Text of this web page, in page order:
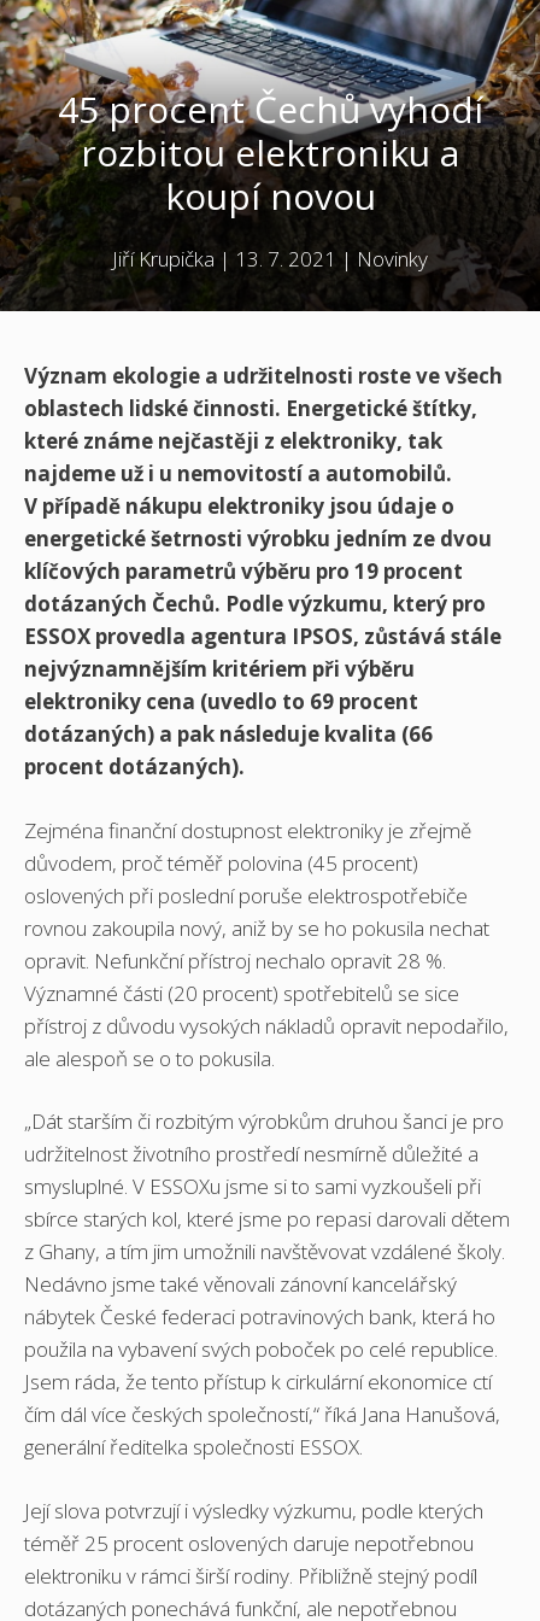
45 procent Čechů vyhodí
rozbitou elektroniku a
koupí novou
Jiří Krupička | 13. 7. 2021 | Novinky
Význam ekologie a udržitelnosti roste ve všech
oblastech lidské činnosti. Energetické štítky,
které známe nejčastěji z elektroniky, tak
najdeme už i u nemovitostí a automobilů.
V případě nákupu elektroniky jsou údaje o
energetické šetrnosti výrobku jedním ze dvou
klíčových parametrů výběru pro 19 procent
dotázaných Čechů. Podle výzkumu, který pro
ESSOX provedla agentura IPSOS, zůstává stále
nejvýznamnějším kritériem při výběru
elektroniky cena (uvedlo to 69 procent
dotázaných) a pak následuje kvalita (66
procent dotázaných).
Zejména finanční dostupnost elektroniky je zřejmě
důvodem, proč téměř polovina (45 procent)
oslovených při poslední poruše elektrospotřebiče
rovnou zakoupila nový, aniž by se ho pokusila nechat
opravit. Nefunkční přístroj nechalo opravit 28 %.
Významné části (20 procent) spotřebitelů se sice
přístroj z důvodu vysokých nákladů opravit nepodařilo,
ale alespoň se o to pokusila.
„Dát starším či rozbitým výrobkům druhou šanci je pro
udržitelnost životního prostředí nesmírně důležité a
smysluplné. V ESSOXu jsme si to sami vyzkoušeli při
sbírce starých kol, které jsme po repasi darovali dětem
z Ghany, a tím jim umožnili navštěvovat vzdálené školy.
Nedávno jsme také věnovali zánovní kancelářský
nábytek České federaci potravinových bank, která ho
použila na vybavení svých poboček po celé republice.
Jsem ráda, že tento přístup k cirkulární ekonomice ctí
čím dál více českých společností,“ říká Jana Hanušová,
generální ředitelka společnosti ESSOX.
Její slova potvrzují i výsledky výzkumu, podle kterých
téměř 25 procent oslovených daruje nepotřebnou
elektroniku v rámci širší rodiny. Přibližně stejný podíl
dotázaných ponechává funkční, ale nepotřebnou